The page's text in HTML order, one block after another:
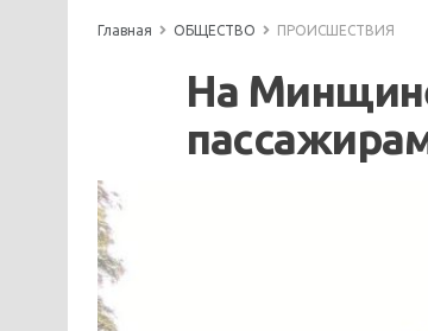
Главная ОБЩЕСТВО ПРОИСШЕСТВИЯ
На